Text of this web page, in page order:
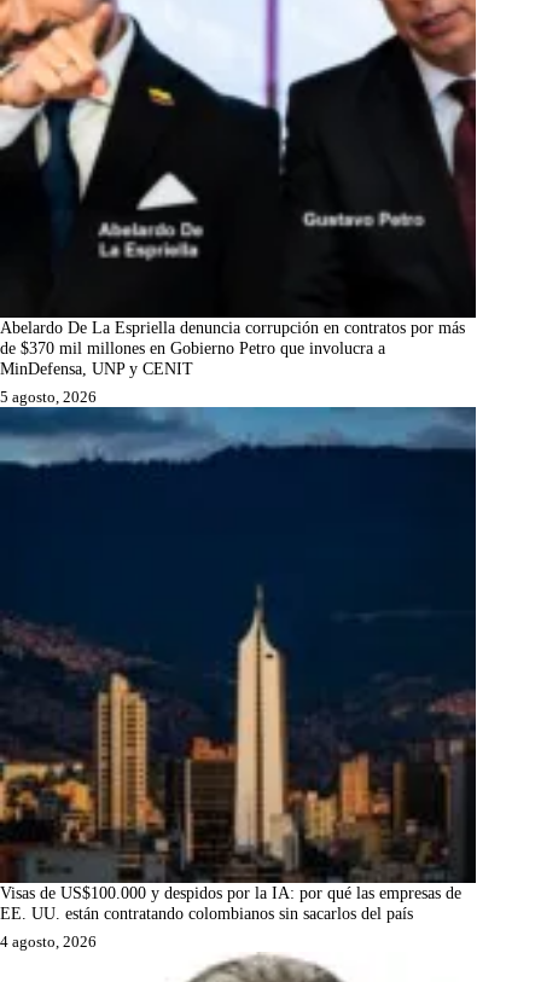
Abelardo De La Espriella denuncia corrupción en contratos por más
de $370 mil millones en Gobierno Petro que involucra a
MinDefensa, UNP y CENIT
5 agosto, 2026
Visas de US$100.000 y despidos por la IA: por qué las empresas de
EE. UU. están contratando colombianos sin sacarlos del país
4 agosto, 2026